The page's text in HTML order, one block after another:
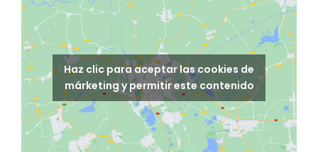
Haz clic para aceptar las cookies de
márketing y permitir este contenido